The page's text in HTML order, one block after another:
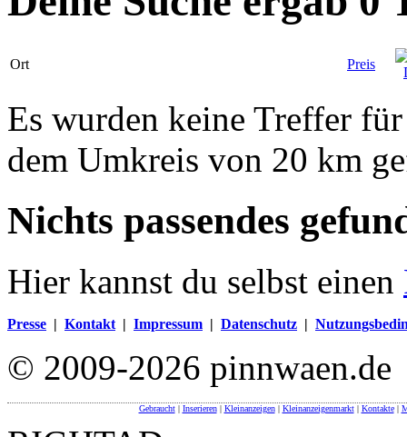
Ort Preis
Es wurden keine Treffer
dem Umkreis von 20 km
Nichts passendes
Hier kannst du selbst einen
Presse | Kontakt | Impressum | Datenschutz |
© 2009-2026 pinnwaen.de
Gebraucht| Inserieren| Kleinanzeigen| Kleinanzeigenmarkt| Kontakte|